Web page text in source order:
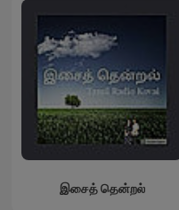
இசைத் தென்றல்